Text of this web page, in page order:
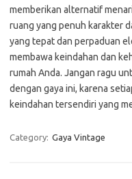
memberikan alternatif
ruang yang penuh karakter
yang tepat dan perpaduan
membawa keindahan dan
rumah Anda. Jangan ragu
dengan gaya ini, karena
keindahan tersendiri yang
Category: Gaya Vintage